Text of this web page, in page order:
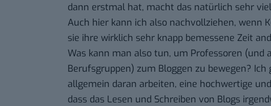
dann erstmal hat, macht das natürlich sehr
Auch hier kann ich also nachvollziehen, wenn
sie ihre wirklich sehr knapp bemessene Zeit
Was kann man also tun, um Professoren (und
Berufsgruppen) zum Bloggen zu bewegen?
allgemein daran arbeiten, eine hochwertige
dass das Lesen und Schreiben von Blogs